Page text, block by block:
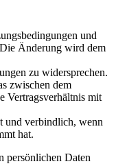
und
Änderung wird dem
zu widersprechen.
zwischen dem
Vertragsverhältnis mit
und verbindlich, wenn
hat.
persönlichen Daten